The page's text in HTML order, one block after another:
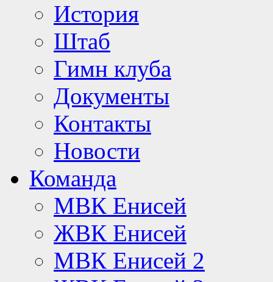
История
Штаб
Гимн клуба
Документы
Контакты
Новости
Команда
МВК Енисей
ЖВК Енисей
МВК Енисей 2